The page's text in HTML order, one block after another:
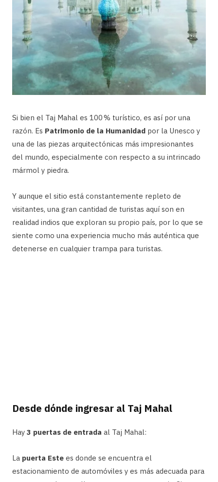
Si bien el Taj Mahal es 100 % turístico, es así por una
razón. Es Patrimonio de la Humanidad por la Unesco y
una de las piezas arquitectónicas más impresionantes
del mundo, especialmente con respecto a su intrincado
mármol y piedra.
Y aunque el sitio está constantemente repleto de
visitantes, una gran cantidad de turistas aquí son en
realidad indios que exploran su propio país, por lo que se
siente como una experiencia mucho más auténtica que
detenerse en cualquier trampa para turistas.
Desde dónde ingresar al Taj Mahal
Hay 3 puertas de entrada al Taj Mahal:
La puerta Este es donde se encuentra el
estacionamiento de automóviles y es más adecuada para